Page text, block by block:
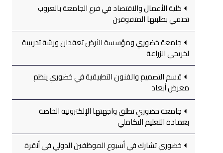
كلية الأعمال والاقتصاد في فرع الجامعة بالعروب
تحتفي بطلبتها المتفوقين
جامعة خضوري ومؤسسة الأرض تعقدان ورشة تدريبية
لخريجي الزراعة
قسم التصميم والفنون التطبيقية في خضوري ينظم
معرض أبعاد
جامعة خضوري تطلق واجهتها الإلكترونية الخاصة
بعمادة التعليم التكاملي
خضوري تشارك في أسبوع الموظفين الدولي في أنقرة